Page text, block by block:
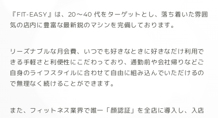
『FIT-EASY』は、20～40 代をターゲットとし、落ち着いた雰囲
気の店内に豊富な最新鋭のマシンを完備しております。
リーズナブルな月会費、いつでも好きなときに好きなだけ利用で
きる手軽さと利便性にこだわっており、通勤前や会社帰りなどご
自身のライフスタイルに合わせて自由に組み込んでいただけるの
で無理なく続けることができます。
また、フィットネス業界で唯一「顔認証」を全店に導入し、入店